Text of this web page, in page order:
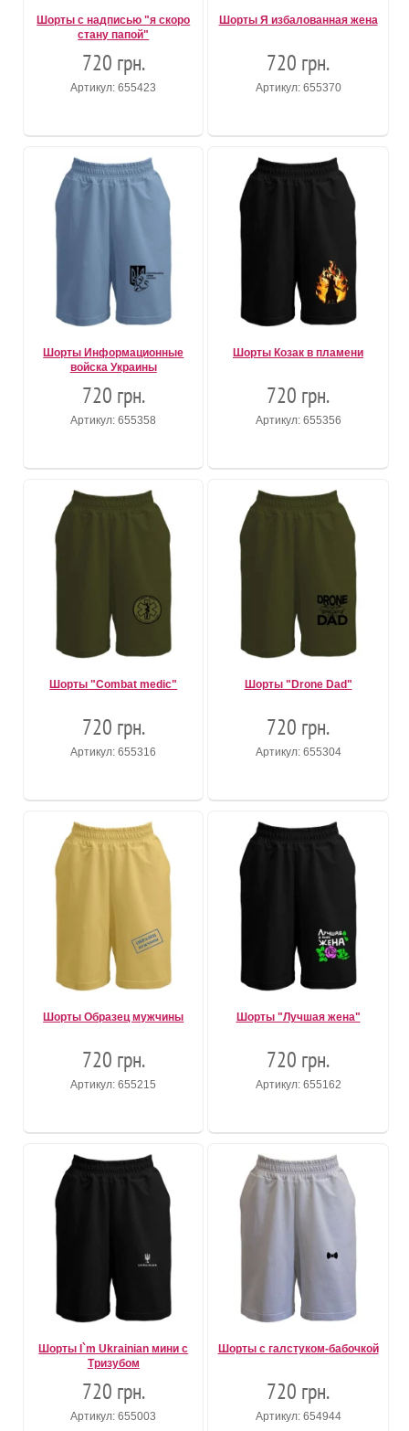
Шорты с надписью "я скоро
стану папой"
720 грн.
Артикул: 655423
Шорты Я избалованная жена
720 грн.
Артикул: 655370
Шорты Информационные
войска Украины
720 грн.
Артикул: 655358
Шорты Козак в пламени
720 грн.
Артикул: 655356
Шорты "Combat medic"
720 грн.
Артикул: 655316
Шорты "Drone Dad"
720 грн.
Артикул: 655304
Шорты Образец мужчины
720 грн.
Артикул: 655215
Шорты "Лучшая жена"
720 грн.
Артикул: 655162
Шорты I`m Ukrainian мини с
Тризубом
720 грн.
Артикул: 655003
Шорты с галстуком-бабочкой
720 грн.
Артикул: 654944